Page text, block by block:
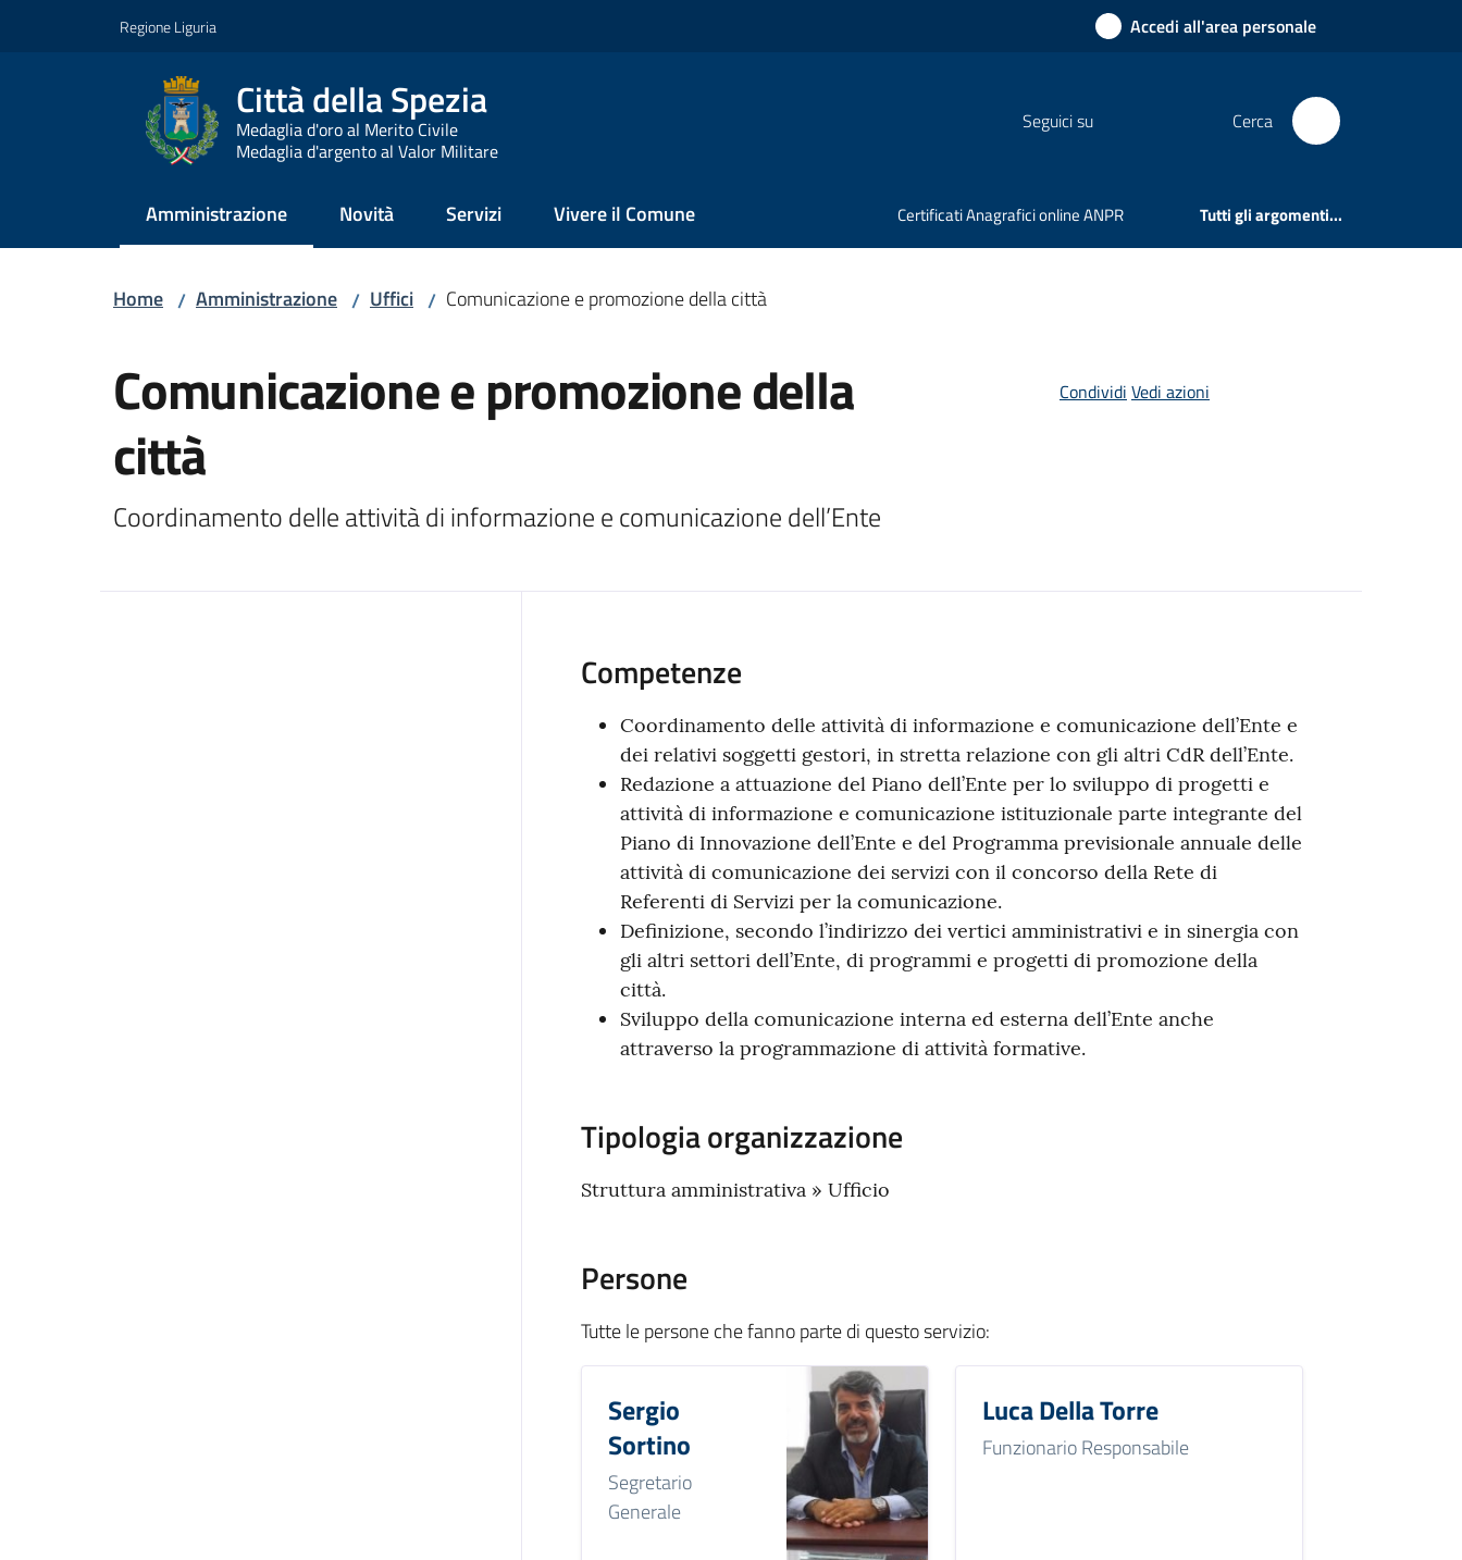
Regione Liguria Accedi all'area personale
Città della Spezia
Medaglia d'oro al Merito Civile
Medaglia d'argento al Valor Militare
Seguici su Cerca
Amministrazione
Menu selezionato Novità Servizi Vivere il Comune Certificati Anagrafici online ANPR Tutti gli argomenti...
Home / Amministrazione / Uffici / Comunicazione e promozione della città
Comunicazione e promozione della
città
Coordinamento delle attività di informazione e comunicazione dell’Ente
Condividi Vedi azioni
Competenze
Coordinamento delle attività di informazione e comunicazione dell’Ente e
dei relativi soggetti gestori, in stretta relazione con gli altri CdR dell’Ente.
Redazione a attuazione del Piano dell’Ente per lo sviluppo di progetti e
attività di informazione e comunicazione istituzionale parte integrante del
Piano di Innovazione dell’Ente e del Programma previsionale annuale delle
attività di comunicazione dei servizi con il concorso della Rete di
Referenti di Servizi per la comunicazione.
Definizione, secondo l’indirizzo dei vertici amministrativi e in sinergia con
gli altri settori dell’Ente, di programmi e progetti di promozione della
città.
Sviluppo della comunicazione interna ed esterna dell’Ente anche
attraverso la programmazione di attività formative.
Tipologia organizzazione
Struttura amministrativa » Ufficio
Persone
Tutte le persone che fanno parte di questo servizio:
Sergio
Sortino
Segretario
Generale
Luca Della Torre
Funzionario Responsabile